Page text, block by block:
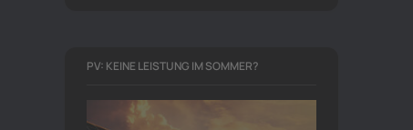
PV: KEINE LEISTUNG IM SOMMER?